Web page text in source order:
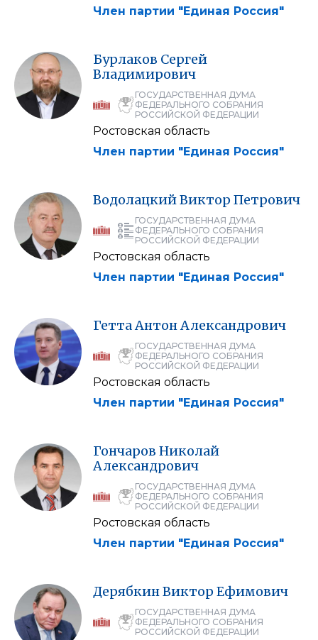
Член партии "Единая Россия"
Бурлаков Сергей
Владимирович
ГОСУДАРСТВЕННАЯ ДУМА
ФЕДЕРАЛЬНОГО СОБРАНИЯ
РОССИЙСКОЙ ФЕДЕРАЦИИ
Ростовская область
Член партии "Единая Россия"
ВодолацкийВиктор Петрович
ГОСУДАРСТВЕННАЯ ДУМА
ФЕДЕРАЛЬНОГО СОБРАНИЯ
РОССИЙСКОЙ ФЕДЕРАЦИИ
Ростовская область
Член партии "Единая Россия"
Гетта Антон Александрович
ГОСУДАРСТВЕННАЯ ДУМА
ФЕДЕРАЛЬНОГО СОБРАНИЯ
РОССИЙСКОЙ ФЕДЕРАЦИИ
Ростовская область
Член партии "Единая Россия"
Гончаров Николай
Александрович
ГОСУДАРСТВЕННАЯ ДУМА
ФЕДЕРАЛЬНОГО СОБРАНИЯ
РОССИЙСКОЙ ФЕДЕРАЦИИ
Ростовская область
Член партии "Единая Россия"
ДерябкинВиктор Ефимович
ГОСУДАРСТВЕННАЯ ДУМА
ФЕДЕРАЛЬНОГО СОБРАНИЯ
РОССИЙСКОЙ ФЕДЕРАЦИИ